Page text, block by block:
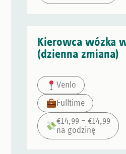
Kierowca wózka
(dzienna zmiana)
Venlo
Fulltime
€14,99 – €14,99
na godzinę